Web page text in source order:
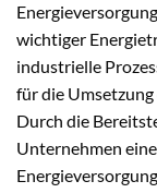
wichtiger
industrielle
für die
Durch die
Unternehmen